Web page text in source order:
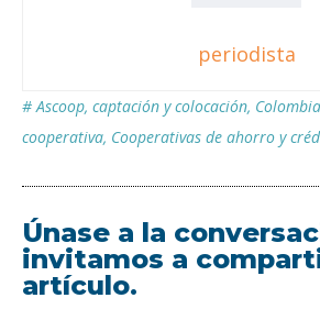
periodista
# Ascoop, captación y colocación, Colombia
cooperativa, Cooperativas de ahorro y
Únase a la
invitamos a
artículo.